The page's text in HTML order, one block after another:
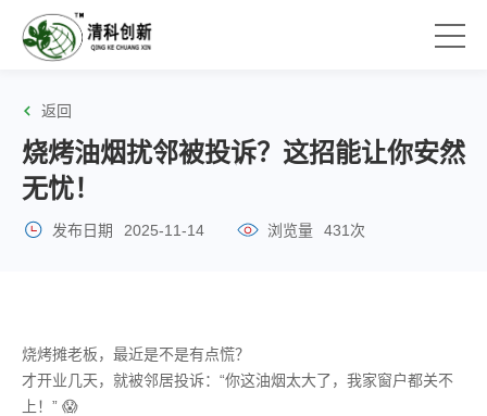
返回
烧烤油烟扰邻被投诉？这招能让你安然
无忧！
发布日期 2025-11-14 浏览量 431次
烧烤摊老板，最近是不是有点慌？
才开业几天，就被邻居投诉：“你这油烟太大了，我家窗户都关不
上！” 😱